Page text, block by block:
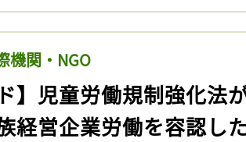
機関・NGO
】児童労働規制強化法
経営企業労働を容認し